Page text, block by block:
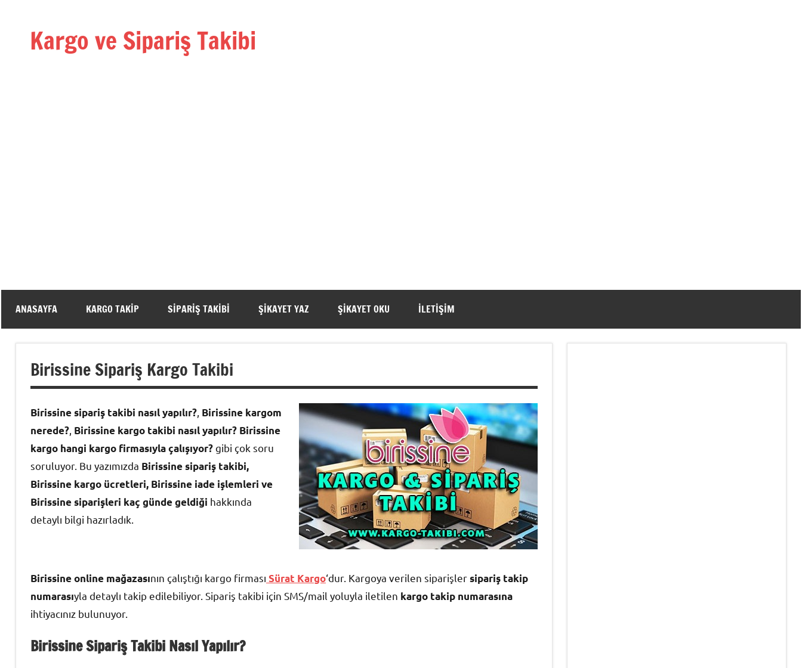
Kargo ve Sipariş Takibi
Kargo
ANASAYFA KARGO TAKIP SIPARIŞ TAKIBI ŞIKAYET YAZ ŞIKAYET OKU İLETIŞIM
Birissine Sipariş Kargo Takibi
Birissine sipariş takibi nasıl yapılır? Birissine kargom
nerede? Birissine kargo takibi nasıl yapılır? Birissine
kargo hangi kargo firmasıyla çalışıyor?gibi çok soru
soruluyor. Bu yazımızda Birissine sipariş takibi,
Birissine kargo ücretleri, Birissine iade işlemleri ve
Birissine siparişleri kaç günde geldiği hakkında
detaylı bilgi hazırladık.
Birissine online mağazasının çalıştığı kargo firması Sürat Kargo‘dur. Kargoya verilen siparişlersipariş takip
numarasıyla detaylı takip edilebiliyor. Sipariş takibi için SMS/mail yoluyla iletilen kargo takip numarasına
ihtiyacınız bulunuyor.
Birissine Sipariş Takibi Nasıl Yapılır?